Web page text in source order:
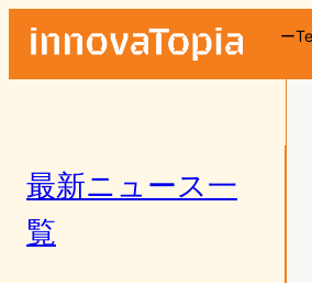
ー
最新ニュース一
覧